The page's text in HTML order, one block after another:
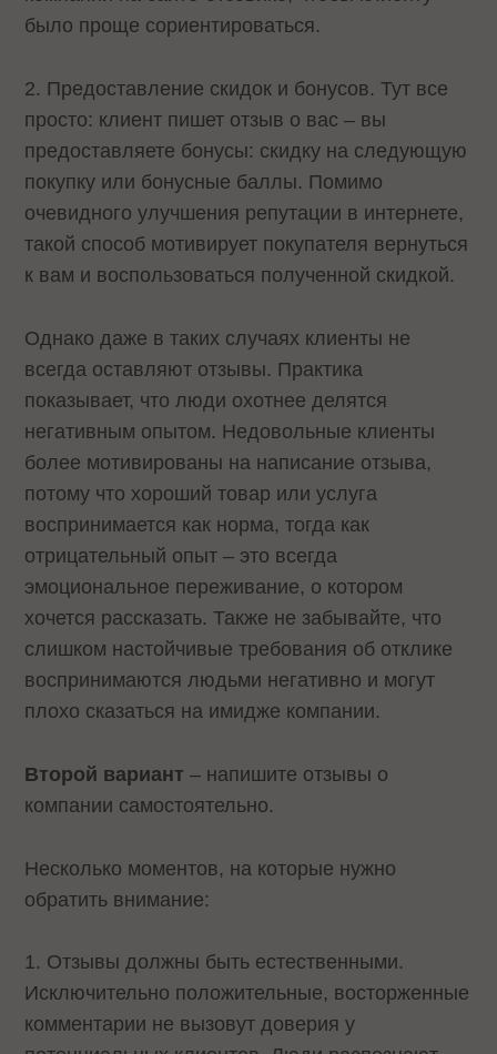
было проще сориентироваться.
2. Предоставление скидок и бонусов. Тут все
просто: клиент пишет отзыв о вас – вы
предоставляете бонусы: скидку на следующую
покупку или бонусные баллы. Помимо
очевидного улучшения репутации в интернете,
такой способ мотивирует покупателя вернуться
к вам и воспользоваться полученной скидкой.
Однако даже в таких случаях клиенты не
всегда оставляют отзывы. Практика
показывает, что люди охотнее делятся
негативным опытом. Недовольные клиенты
более мотивированы на написание отзыва,
потому что хороший товар или услуга
воспринимается как норма, тогда как
отрицательный опыт – это всегда
эмоциональное переживание, о котором
хочется рассказать. Также не забывайте, что
слишком настойчивые требования об отклике
воспринимаются людьми негативно и могут
плохо сказаться на имидже компании.
Второй вариант – напишите отзывы о
компании самостоятельно.
Несколько моментов, на которые нужно
обратить внимание:
1. Отзывы должны быть естественными.
Исключительно положительные, восторженные
комментарии не вызовут доверия у